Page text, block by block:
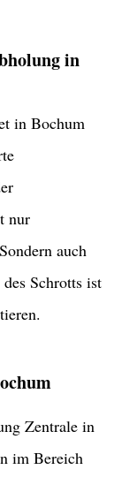
in
in Bochum
nur
auch
Schrotts ist
Zentrale in
im Bereich